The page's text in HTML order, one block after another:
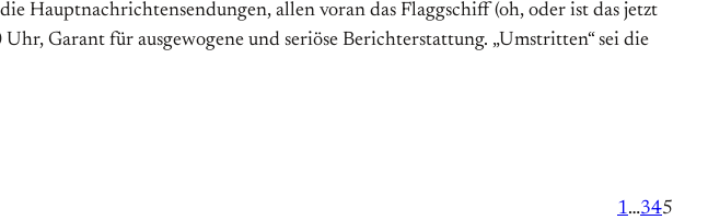
Hauptnachrichtensendungen, allen voran das Flaggschiff (oh, oder ist das jetzt
Garant für ausgewogene und seriöse Berichterstattung. „Umstritten“ sei die
1…345